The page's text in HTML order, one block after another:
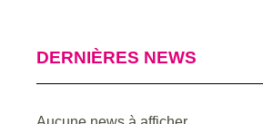
DERNIÈRES NEWS